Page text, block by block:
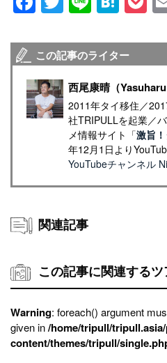
この記事のライター
西尾康晴（Yasuharu
2011年タイ移住／
社TRIPULLを起業／
メ情報サイト「激旨
年12月1日より
YouTubeチャンネル
関連記事
この記事に関連する
Warning: foreach() argument
given in/home/tripull/
content/themes/tripull/